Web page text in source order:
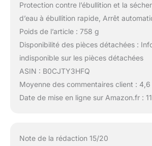
Protection contre l’ébullition et la
d’eau à ébullition rapide, Arrêt
Poids de l’article : 758 g
Disponibilité des pièces détachées :
indisponible sur les pièces détachées
ASIN : B0CJTY3HFQ
Moyenne des commentaires client :
Date de mise en ligne sur Amazon.fr :
Note de la rédaction 15/20